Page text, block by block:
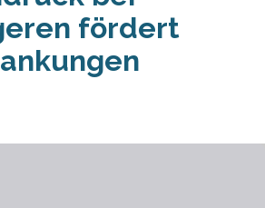
fördert